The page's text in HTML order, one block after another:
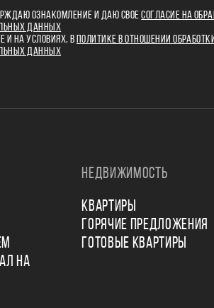
ОЗНАКОМЛЕНИЕ И ДАЮ СВОЕСОГЛАСИЕ НА
ДАННЫХ
И НА УСЛОВИЯХ, В
ПОЛИТИКЕ В ОТНОШЕНИИ ОБРАБОТКИ
ДАННЫХ
НА
НЕДВИЖИМОСТЬ
КВАРТИРЫ
ГОРЯЧИЕ ПРЕДЛОЖЕНИЯ
ГОТОВЫЕ КВАРТИРЫ